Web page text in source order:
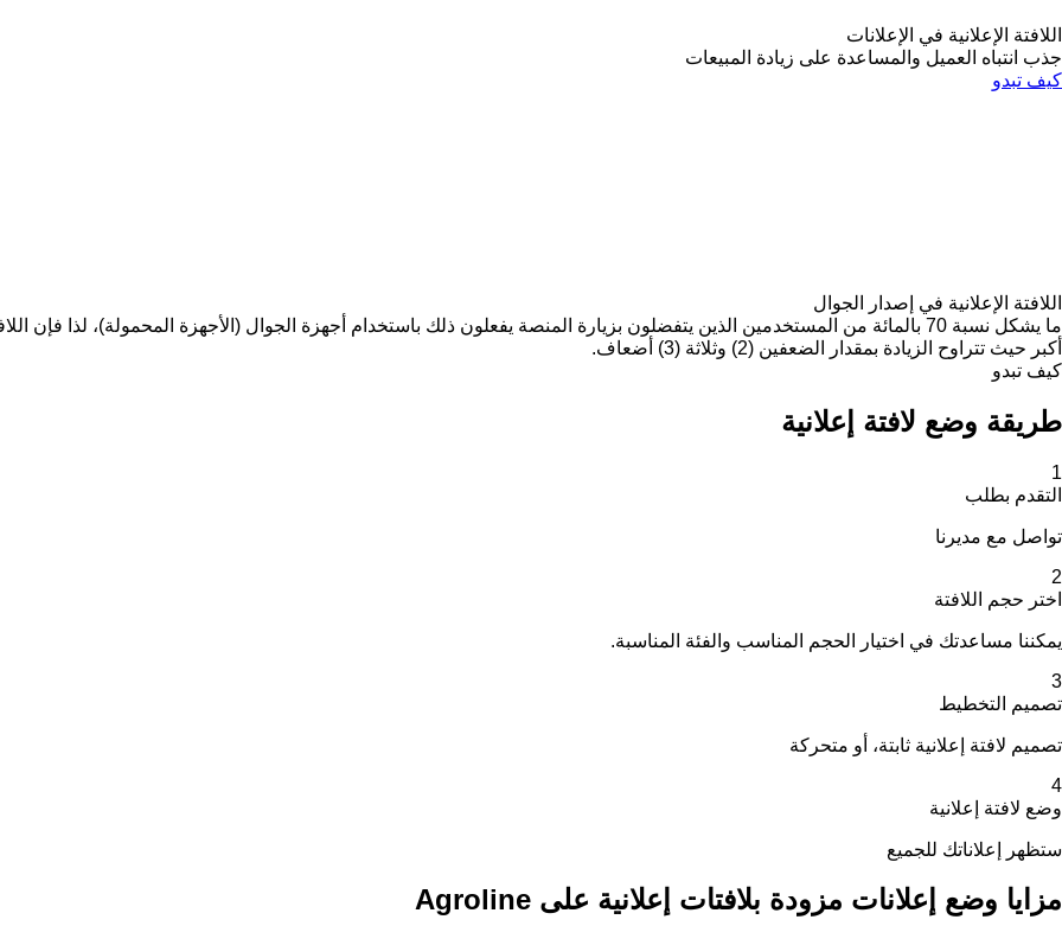
اللافتة الإعلانية في الإعلانات
جذب انتباه العميل والمساعدة على زيادة المبيعات
كيف تبدو
اللافتة الإعلانية في إصدار الجوال
ما يشكل نسبة 70 بالمائة من المستخدمين الذين يتفضلون بزيارة المنصة يفعلون ذلك باستخدام أجهزة الجوال (الأجهزة المحمولة)، لذا
أكبر حيث تتراوح الزيادة بمقدار الضعفين (2) وثلاثة (3) أضعاف.
كيف تبدو
طريقة وضع لافتة إعلانية
1
التقدم بطلب
تواصل مع مديرنا
2
اختر حجم اللافتة
يمكننا مساعدتك في اختيار الحجم المناسب والفئة المناسبة.
3
تصميم التخطيط
تصميم لافتة إعلانية ثابتة، أو متحركة
4
وضع لافتة إعلانية
ستظهر إعلاناتك للجميع
مزايا وضع إعلانات مزودة بلافتات إعلانية على Agroline